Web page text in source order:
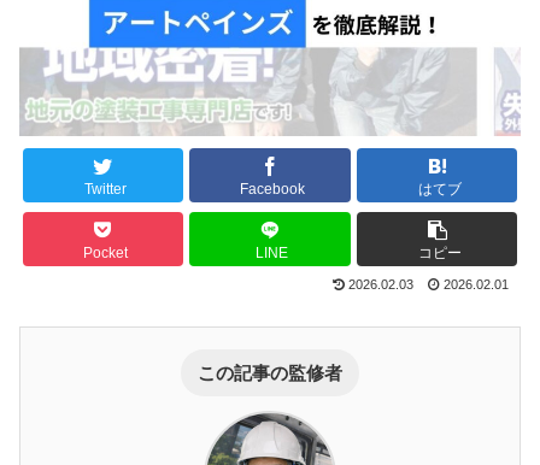
Twitter Facebook はてブ
Pocket LINE コピー
2026.02.03 2026.02.01
この記事の監修者